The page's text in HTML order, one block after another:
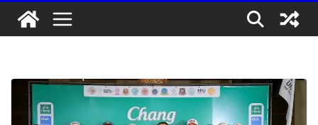
ปฏิรูปภาษีบุหรี่ต้องถึงจุดเปลี่ยน สมาคม
การค้ายาสูบไทย หนุนโครงสร้างอัตรา
เดียว ลดบิดเบือนตลาด เพิ่ม
Plus”ยกระดับความอุ่นใจในการจัดส่ง
คุ้มครองสูงสุด 50,000 บาท ตอบโจทย์
สินค้ามูลค่าสูง